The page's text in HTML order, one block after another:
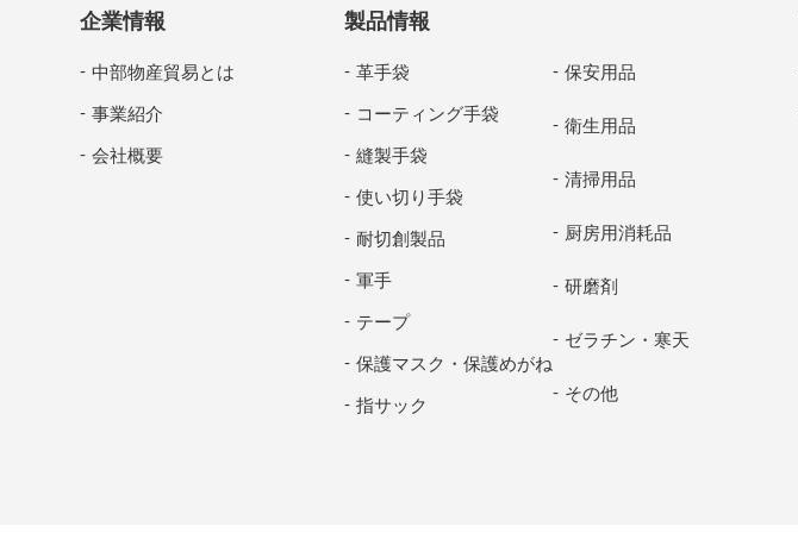
企業情報
中部物産貿易とは
事業紹介
会社概要
製品情報
革手袋
コーティング手袋
縫製手袋
使い切り手袋
耐切創製品
軍手
テープ
保護マスク・保護めがね
指サック
保安用品
衛生用品
清掃用品
厨房用消耗品
研磨剤
ゼラチン・寒天
その他